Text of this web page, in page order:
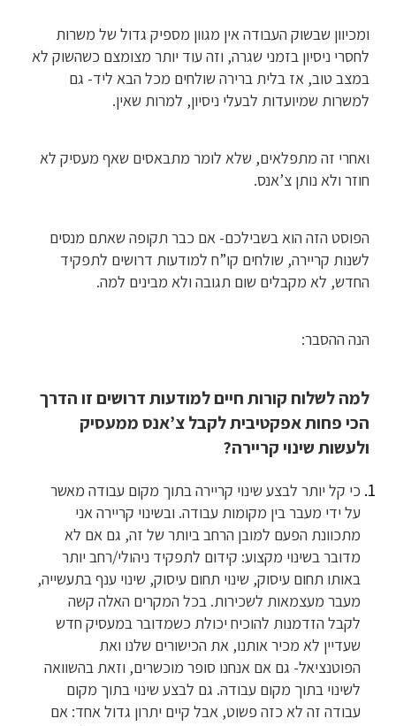
ומכיוון שבשוק העבודה אין מגוון מספיק גדול של משרות
לחסרי ניסיון בזמני שגרה, וזה עוד יותר מצומצם כשהשוק לא
במצב טוב, אז בלית ברירה שולחים מכל הבא ליד- גם
למשרות שמיועדות לבעלי ניסיון, למרות שאין.
ואחרי זה מתפלאים, שלא לומר מתבאסים שאף מעסיק לא
חוזר ולא נותן צ’אנס.
הפוסט הזה הוא בשבילכם- אם כבר תקופה שאתם מנסים
לשנות קריירה, שולחים קו”ח למודעות דרושים לתפקיד
החדש, לא מקבלים שום תגובה ולא מבינים למה.
הנה ההסבר:
למה לשלוח קורות חיים למודעות דרושים זו הדרך
הכי פחות אפקטיבית לקבל צ’אנס ממעסיק
ולעשות שינוי קריירה?
כי קל יותר לבצע שינוי קריירה בתוך מקום עבודה מאשר
על ידי מעבר בין מקומות עבודה. ובשינוי קריירה אני
מתכוונת הפעם למובן הרחב ביותר של זה, גם אם לא
מדובר בשינוי מקצוע: קידום לתפקיד ניהולי/רחב יותר
באותו תחום עיסוק, שינוי תחום עיסוק, שינוי ענף בתעשייה,
מעבר מעצמאות לשכירות. בכל המקרים האלה קשה
לקבל הזדמנות להוכיח יכולת כשמדובר במעסיק חדש
שעדיין לא מכיר אותנו, את הכישורים שלנו ואת
הפוטנציאל- גם אם אנחנו סופר מוכשרים, וזאת בהשוואה
לשינוי בתוך מקום עבודה. גם לבצע שינוי בתוך מקום
עבודה זה לא כזה פשוט, אבל קיים יתרון גדול אחד: אם